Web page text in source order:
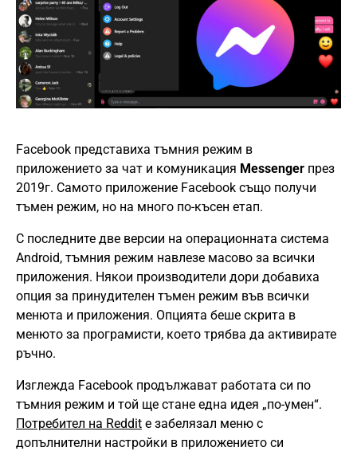
Facebook представиха тъмния режим в
приложението за чат и комуникация Messenger през
2019г. Самото приложение Facebook също получи
тъмен режим, но на много по-късен етап.
С последните две версии на операционната система
Android, тъмния режим навлезе масово за всички
приложения. Някои производители дори добавиха
опция за принудителен тъмен режим във всички
менюта и приложения. Опцията беше скрита в
менюто за програмисти, което трябва да активирате
ръчно.
Изглежда Facebook продължават работата си по
тъмния режим и той ще стане една идея „по-умен“.
Потребител на Reddit е забелязал меню с
допълнителни настройки в приложението си